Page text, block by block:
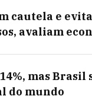
cautela e
avaliam
mas Brasil
do mundo